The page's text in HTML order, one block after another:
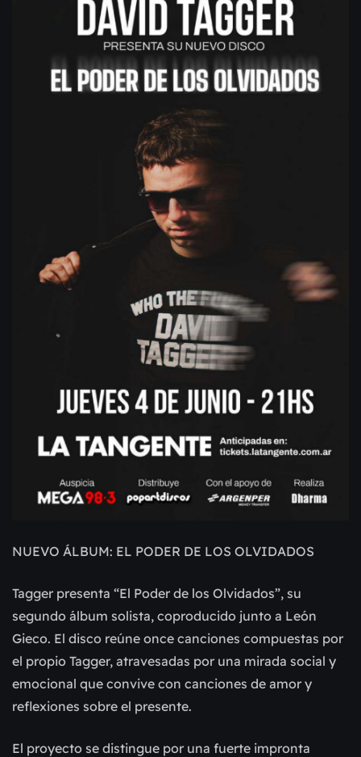
NUEVO ÁLBUM: EL PODER DE LOS OLVIDADOS
Tagger presenta “El Poder de los Olvidados”, su
segundo álbum solista, coproducido junto a León
Gieco. El disco reúne once canciones compuestas por
el propio Tagger, atravesadas por una mirada social y
emocional que convive con canciones de amor y
reflexiones sobre el presente.
El proyecto se distingue por una fuerte impronta